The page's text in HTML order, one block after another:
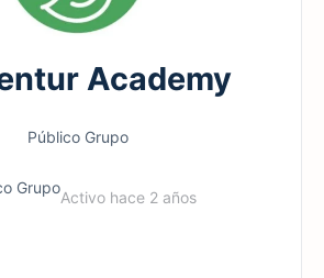
Academy
Público Grupo
GrupoActivo hace 2 años